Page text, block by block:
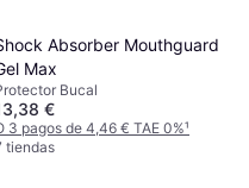
Absorber Mouthguard
Max
Bucal
€
3 pagos de 4,46 € TAE 0%¹
tiendas